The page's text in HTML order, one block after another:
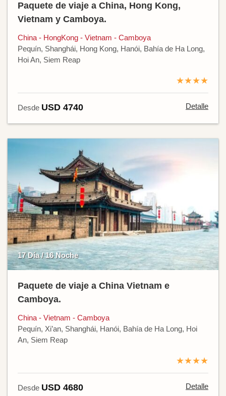
Paquete de viaje a China, Hong Kong,
Vietnam y Camboya.
China - HongKong - Vietnam - Camboya
Pequín, Shanghái, Hong Kong, Hanói, Bahía de Ha Long,
Hoi An, Siem Reap
★★★★
Desde USD 4740 Detalle
17 Día / 16 Noche
Paquete de viaje a China Vietnam e
Camboya.
China - Vietnam - Camboya
Pequín, Xi’an, Shanghái, Hanói, Bahía de Ha Long, Hoi
An, Siem Reap
★★★★
Desde USD 4680 Detalle